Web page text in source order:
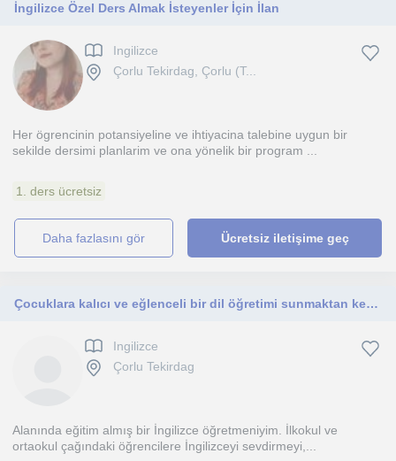
İngilizce Özel Ders Almak İsteyenler İçin İlan
Ingilizce
Çorlu Tekirdag, Çorlu (T...
Her ögrencinin potansiyeline ve ihtiyacina talebine uygun bir
sekilde dersimi planlarim ve ona yönelik bir program ...
1. ders ücretsiz
daha fazlasını gör Ücretsiz iletişime geç
Çocuklara kalıcı ve eğlenceli bir dil öğretimi sunmaktan keyif alırım.
Ingilizce
Çorlu Tekirdag
Alanında eğitim almış bir İngilizce öğretmeniyim. İlkokul ve
ortaokul çağındaki öğrencilere İngilizceyi sevdirmeyi,...